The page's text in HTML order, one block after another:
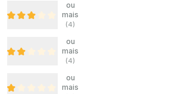
ou
mais
(4)
ou
mais
(4)
ou
mais